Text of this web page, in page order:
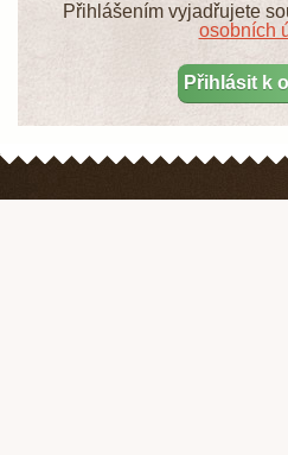
Přihlášením vyjadřujete
osobních